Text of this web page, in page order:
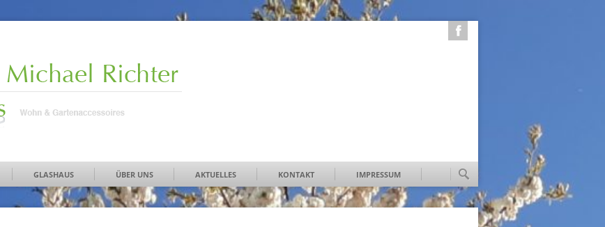
GLASHAUS ÜBER UNS AKTUELLES KONTAKT IMPRESSUM